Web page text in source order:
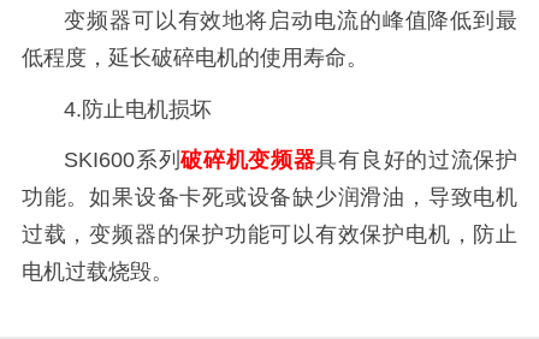
变频器可以有效地将启动电流的峰值降低到最
低程度，延长破碎电机的使用寿命。
4.防止电机损坏
SKI600系列破碎机变频器具有良好的过流保护
功能。如果设备卡死或设备缺少润滑油，导致电机
过载，变频器的保护功能可以有效保护电机，防止
电机过载烧毁。